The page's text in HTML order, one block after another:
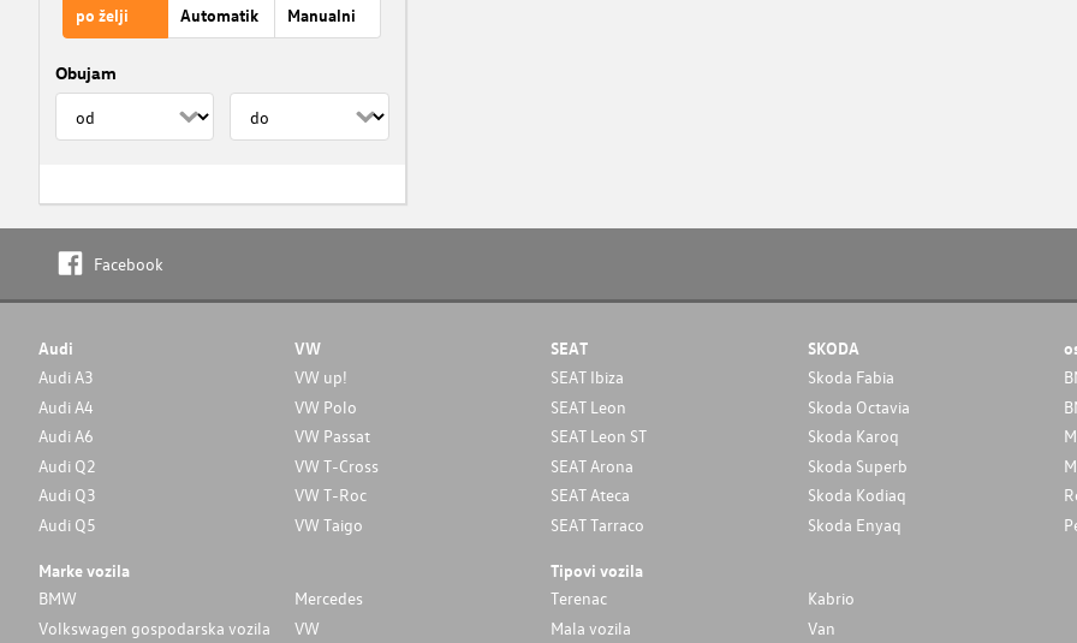
po želji Automatik Manualni
Obujam
Facebook
Audi
Audi A3
Audi A4
Audi A6
Audi Q2
Audi Q3
Audi Q5
VW
VW up!
VW Polo
VW Passat
VW T-Cross
VW T-Roc
VW Taigo
SEAT
SEAT Ibiza
SEAT Leon
SEAT Leon ST
SEAT Arona
SEAT Ateca
SEAT Tarraco
SKODA
Skoda Fabia
Skoda Octavia
Skoda Karoq
Skoda Superb
Skoda Kodiaq
Skoda Enyaq
Marke vozila
BMW
Mercedes
Volkswagen gospodarska vozila
VW
Tipovi vozila
Terenac
Kabrio
Mala vozila
Van